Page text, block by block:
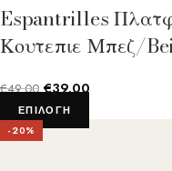
Espantrilles
Κουτεπιε Μπεζ/
€49.00 €39.00
ΕΠΙΛΟΓΉ
-20%